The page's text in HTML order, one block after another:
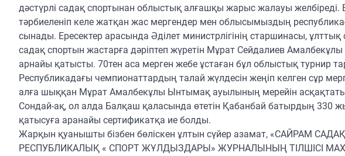
дәстүрлі садақ спортынан облыстық алғашқы жарыс жалауы желбіреді.
тәрбиеленіп келе жатқан жас мергендер мен облысымыздың
сынады. Ересектер арасында Әділет министрлігінің старшинасы,
садақ спортын жастарға дәріптеп жүретін Мұрат Сейдалиев
арнайы қатысты. 70тен аса мерген жебе ұстаған бұл облыстық турнир
Республикадағы чемпионаттардың талай жүлдесін жеңіп келген сұр
алға шыққан Мұрат Амалбекұлы Ынтымақ ауылының мерейін
Сондай-ақ, ол алда Балқаш қаласында өтетін Қабанбай батырдың 330
қатысуға аранайы сертификатқа ие болды.
Жарқын қуанышты бізбен бөліскен ұлтын сүйер азамат, «САЙРАМ
РЕСПУБЛИКАЛЫҚ « СПОРТ ЖҰЛДЫЗДАРЫ» ЖУРНАЛЫНЫҢ ТІЛШІСІ